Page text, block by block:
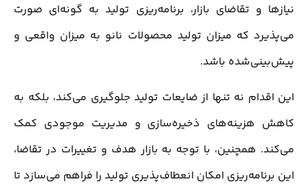
نیازها و تقاضای بازار، برنامه‌ریزی تولید به گونه‌ای صورت
می‌پذیرد که میزان تولید محصولات نانو به میزان واقعی و
پیش‌بینی‌شده باشد.
این اقدام نه تنها از ضایعات تولید جلوگیری می‌کند، بلکه به
کاهش هزینه‌های ذخیره‌سازی و مدیریت موجودی کمک
می‌کند. همچنین، با توجه به بازار هدف و تغییرات در تقاضا،
این برنامه‌ریزی امکان انعطاف‌پذیری تولید را فراهم می‌سازد تا